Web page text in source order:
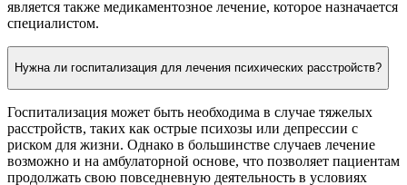
является также медикаментозное лечение, которое назначается
специалистом.
Нужна ли госпитализация для лечения психических расстройств?
Госпитализация может быть необходима в случае тяжелых
расстройств, таких как острые психозы или депрессии с
риском для жизни. Однако в большинстве случаев лечение
возможно и на амбулаторной основе, что позволяет пациентам
продолжать свою повседневную деятельность в условиях